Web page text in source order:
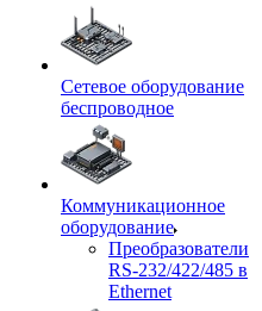
Сетевое оборудование
беспроводное
Коммуникационное
оборудование
Преобразователи
RS-232/422/485 в
Ethernet